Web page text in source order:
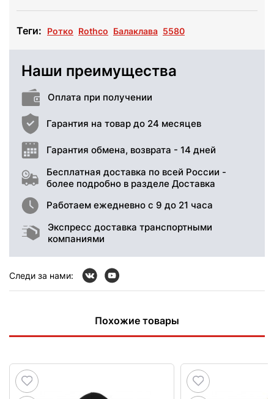
Теги: Ротко Rothco Балаклава 5580
Наши преимущества
Оплата при получении
Гарантия на товар до 24 месяцев
Гарантия обмена, возврата - 14 дней
Бесплатная доставка по всей России -
более подробно в разделе Доставка
Работаем ежедневно с 9 до 21 часа
Экспресс доставка транспортными
компаниями
Следи за нами:
Похожие товары